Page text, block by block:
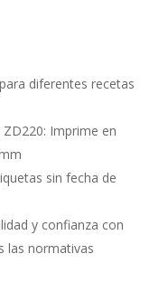
diferentes recetas
: Imprime en
sin fecha de
y confianza con
las normativas